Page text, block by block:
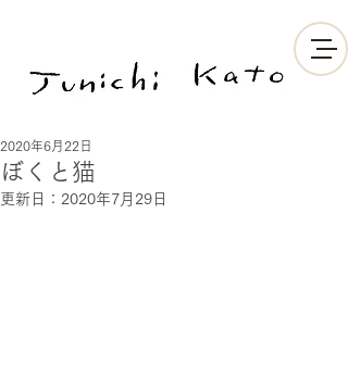
ぼくと猫
2020年6月22日
更新日： 2020年7月29日